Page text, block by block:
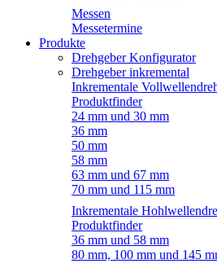
Messen
Messetermine
Produkte
Drehgeber Konfigurator
Drehgeber inkremental
Inkrementale
Produktfinder
24 mm und 30 mm
36 mm
50 mm
58 mm
63 mm und 67 mm
70 mm und 115 mm
Inkrementale
Produktfinder
36 mm und 58 mm
80 mm, 100 mm und 145